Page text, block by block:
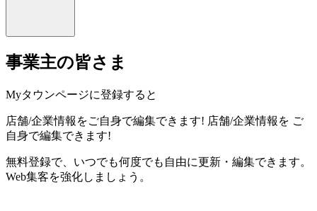
事業主の皆さま
Myタウンページに登録すると
店舗/企業情報をご自身で編集できます! 店舗/企業情報を ご
自身で編集できます!
無料登録で、いつでも何度でも自由に更新・編集できます。
Web集客を強化しましょう。